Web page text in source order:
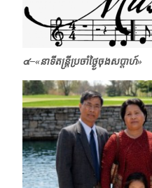
๔–«នាទីតន្ត្រីប្រចាំថ្ងៃ្ងចុងសប្ដាហ៍»